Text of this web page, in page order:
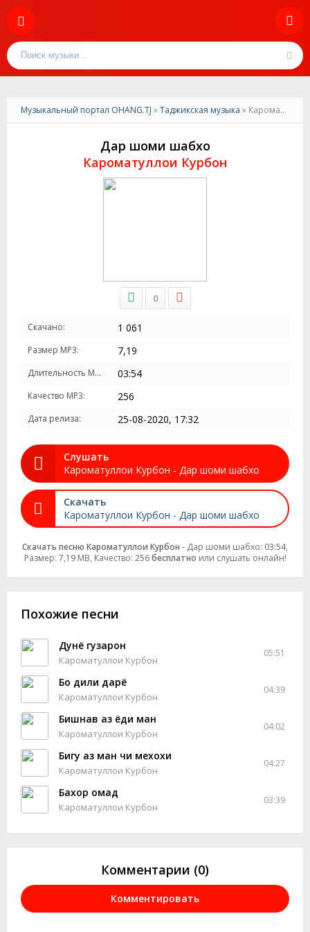
Музыкальный портал OHANG.TJ »Таджикская музыка » Кароматуллои Курбон-Дар шоми шабхо
Дар шоми шабхо
Кароматуллои Курбон
0
Скачано: 1 061
Размер MP3: 7,19
Длительность MP3: 03:54
Качество MP3: 256
Дата релиза: 25-08-2020, 17:32
Слушать
Кароматуллои Курбон - Дар шоми шабхо
Скачать
Кароматуллои Курбон - Дар шоми шабхо
Скачать песню Кароматуллои Курбон - Дар шоми шабхо: 03:54,
Размер: 7,19 MB, Качество: 256бесплатно или слушать онлайн!
Похожие песни
Дунё гузарон
Кароматуллои Курбон
05:51
Бо дили дарё
Кароматуллои Курбон
04:39
Бишнав аз ёди ман
Кароматуллои Курбон
04:02
Бигу аз ман чи мехохи
Кароматуллои Курбон
04:27
Бахор омад
Кароматуллои Курбон
03:39
Комментарии (0)
Комментировать